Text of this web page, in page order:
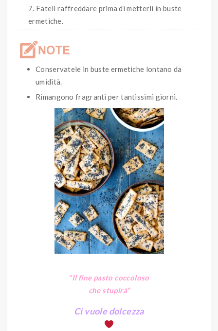
Fateli raffreddare prima di metterli in buste
ermetiche.
Conservatele in buste ermetiche lontano da
umidità.
Rimangono fragranti per tantissimi giorni.
“Il fine pasto coccoloso
che stupirà”
Ci vuole dolcezza